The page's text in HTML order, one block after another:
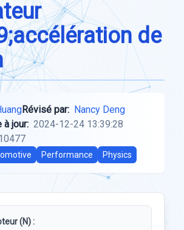
de
Révisé par: Nancy Deng
à jour: 2024-12-24 13:39:28
Performance Physics
(N) :